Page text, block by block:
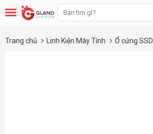
Trang chủ Linh Kiện Máy Tính Ổ cứng SSD